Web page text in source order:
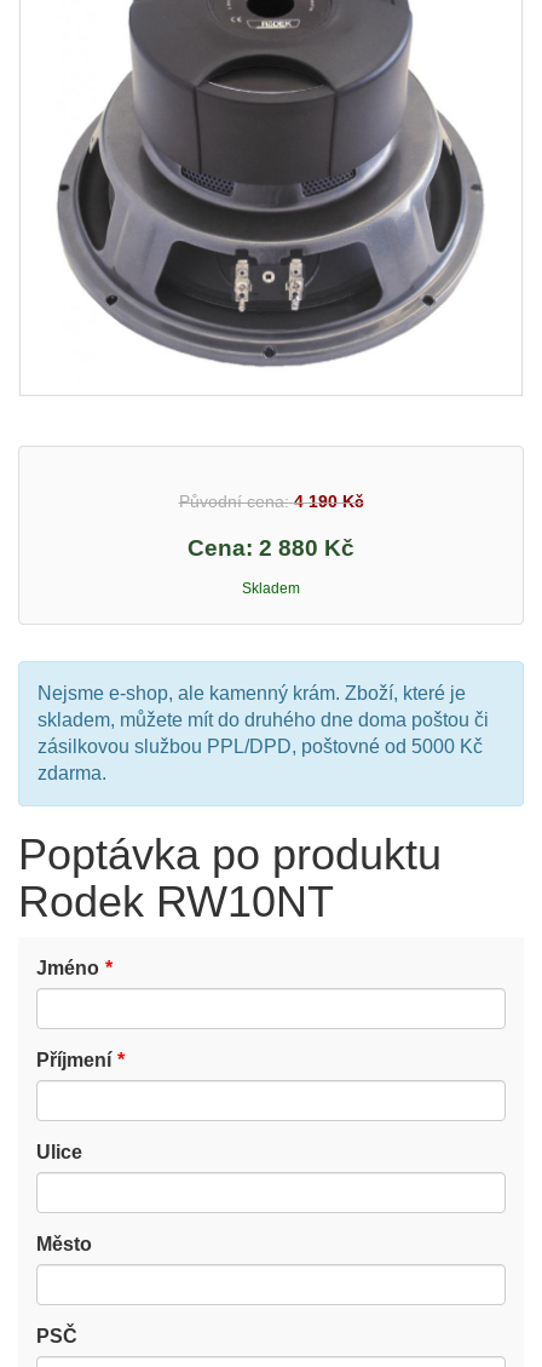
Původní cena: 4 190 Kč
Cena: 2 880 Kč
Skladem
Nejsme e-shop, ale kamenný krám. Zboží, které je
skladem, můžete mít do druhého dne doma poštou či
zásilkovou službou PPL/DPD, poštovné od 5000 Kč
zdarma.
Poptávka po produktu
Rodek RW10NT
Jméno
Příjmení
Ulice
Město
PSČ